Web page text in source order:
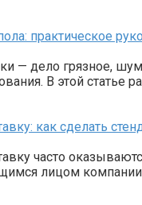
практическое
— дело грязное,
В этой статье
как сделать
часто
лицом